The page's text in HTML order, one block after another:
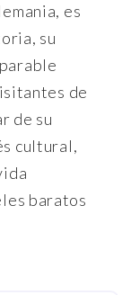
es
su
de
de su
cultural,
baratos